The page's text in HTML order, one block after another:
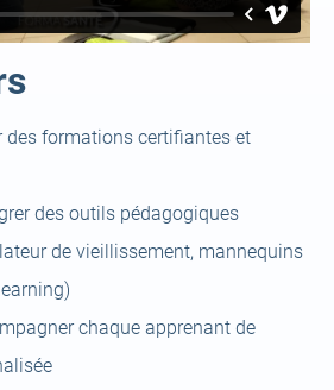
des formations certifiantes et
des outils pédagogiques
de vieillissement, mannequins
chaque apprenant de